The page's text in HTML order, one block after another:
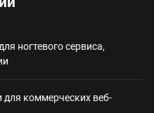
ногтевого сервиса,
коммерческих веб-